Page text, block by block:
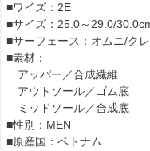
■ワイズ：2E
■サイズ：25.0～29.0/
■サーフェース：オムニ/ク
■素材：
アッパー／合成繊維
アウトソール／ゴム底
ミッドソール／合成底
■性別：MEN
■原産国：ベトナム